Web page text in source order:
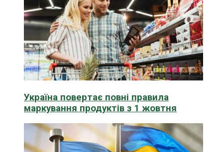
Україна повертає повні правила
маркування продуктів з 1 жовтня